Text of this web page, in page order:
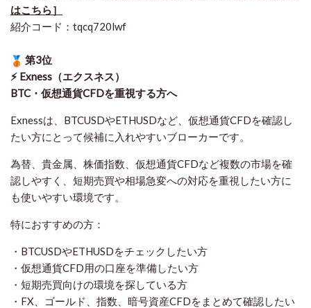
はこちら］
紹介コード：tqcq720lwf
第3位
⚡ Exness（エクスネス）
BTC・仮想通貨CFDを重視する方へ
Exnessは、BTCUSDやETHUSDなど、仮想通貨CFDを確認し
たい方にとって候補に入れやすいブローカーです。
為替、貴金属、株価指数、仮想通貨CFDなど複数の市場を確
認しやすく、短期売買や相場急変への対応を重視したい方に
も使いやすい環境です。
特におすすめの方：
・BTCUSDやETHUSDをチェックしたい方
・仮想通貨CFD用の口座を準備したい方
・短期売買向けの環境を探している方
・FX、ゴールド、指数、暗号資産CFDをまとめて確認したい